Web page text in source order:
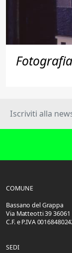
COMUNE
Bassano del Grappa
Via Matteotti 39 36061
C.F. e P.IVA
SEDI